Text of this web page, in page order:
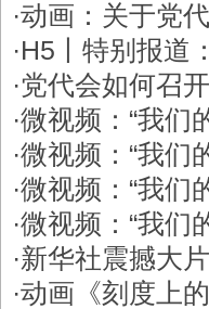
·动画：关于党
·H5丨特别报道
·党代会如何召
·微视频：“我
·微视频：“我
·微视频：“我
·微视频：“我
·新华社震撼大
·动画《刻度上